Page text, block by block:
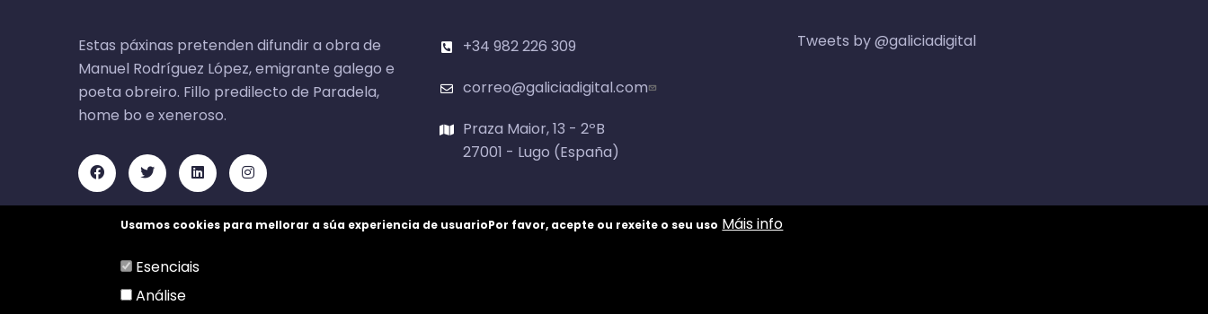
Estas páxinas pretenden difundir a obra de
Manuel Rodríguez López, emigrante galego e
poeta obreiro. Fillo predilecto de Paradela,
home bo e xeneroso.
+34 982 226 309
correo@galiciadigital.com
Praza Maior, 13 - 2ºB
27001 - Lugo (España)
Tweets by @galiciadigital
Usamos cookies para mellorar a súa experiencia de usuarioPor favor, acepte ou rexeite o seu uso Máis info
Esenciais
Análise